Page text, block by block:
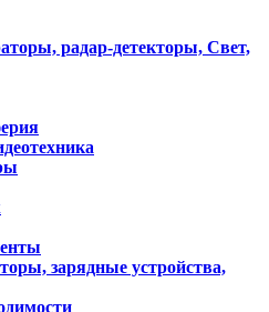
радар-детекторы, Свет,
зарядные устройства,